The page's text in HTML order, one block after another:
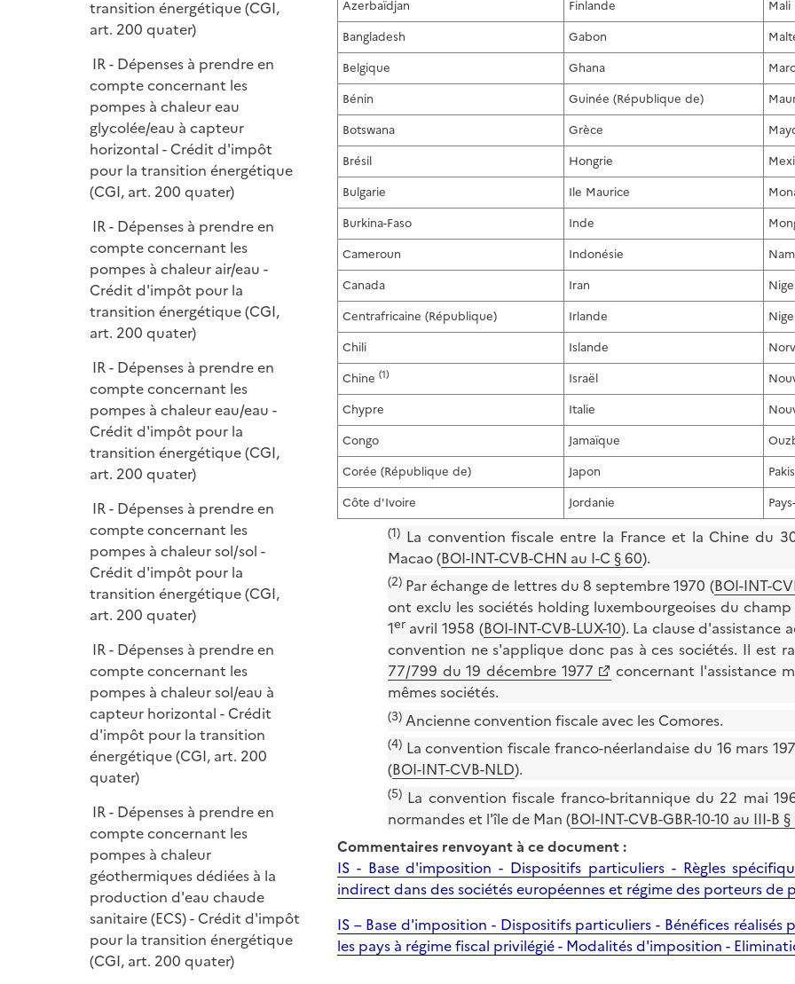
transition énergétique (CGI,
art. 200 quater)
IR - Dépenses à prendre en
compte concernant les
pompes à chaleur eau
glycolée/eau à capteur
horizontal - Crédit d'impôt
pour la transition énergétique
(CGI, art. 200 quater)
IR - Dépenses à prendre en
compte concernant les
pompes à chaleur air/eau -
Crédit d'impôt pour la
transition énergétique (CGI,
art. 200 quater)
IR - Dépenses à prendre en
compte concernant les
pompes à chaleur eau/eau -
Crédit d'impôt pour la
transition énergétique (CGI,
art. 200 quater)
IR - Dépenses à prendre en
compte concernant les
pompes à chaleur sol/sol -
Crédit d'impôt pour la
transition énergétique (CGI,
art. 200 quater)
IR - Dépenses à prendre en
compte concernant les
pompes à chaleur sol/eau à
capteur horizontal - Crédit
d'impôt pour la transition
énergétique (CGI, art. 200
quater)
IR - Dépenses à prendre en
compte concernant les
pompes à chaleur
géothermiques dédiées à la
production d'eau chaude
sanitaire (ECS) - Crédit d'impôt
pour la transition énergétique
(CGI, art. 200 quater)
Azerbaïdjan
Finlande Mali
Bangladesh
Gabon
Belgique
Ghana
Bénin
Guinée (République de)
Botswana
Grèce
Brésil
Hongrie
Bulgarie
Ile Maurice
Burkina-Faso
Inde
Cameroun
Indonésie
Canada
Iran
Centrafricaine (République)
Irlande
Chili
Islande
Chine (1) Israël
Chypre
Italie
Congo
Jamaïque
Corée (République de)
Japon
Côte d'Ivoire
Jordanie
(1)La convention fiscale entre la France et la Chine du
Macao (BOI-INT-CVB-CHN au I-C § 60).
(2)Par échange de lettres du 8 septembre 1970 (BOI-INT-
ont exclu les sociétés holding luxembourgeoises du
1eravril 1958 (BOI-INT-CVB-LUX-10). La clause
convention ne s'applique donc pas à ces sociétés. Il est
77/799 du 19 décembre 1977
concernant l'assistance
mêmes sociétés.
(3)Ancienne convention fiscale avec les Comores.
(4)La convention fiscale franco-néerlandaise du 16 mars
(BOI-INT-CVB-NLD).
(5)La convention fiscale franco-britannique du 22 mai
normandes et l'île de Man (BOI-INT-CVB-GBR-10-10 au III-B
Commentaires renvoyant à ce document :
IS - Base d'imposition - Dispositifs particuliers - Règles
indirect dans des sociétés européennes et régime des porteurs de
IS – Base d'imposition - Dispositifs particuliers - Bénéfices
les pays à régime fiscal privilégié - Modalités d'imposition -